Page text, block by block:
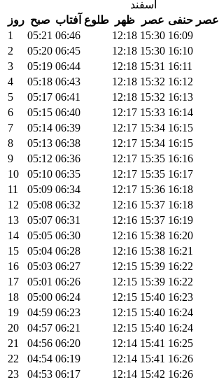
اسفند
روز صبح طلوع آفتاب ظهر عصر عصر حنفی
1
05:21 06:46 12:18 15:30 16:09
2
05:20 06:45 12:18 15:30 16:10
3
05:19 06:44 12:18 15:31 16:11
4
05:18 06:43 12:18 15:32 16:12
5
05:17 06:41 12:18 15:32 16:13
6
05:15 06:40 12:17 15:33 16:14
7
05:14 06:39 12:17 15:34 16:15
8
05:13 06:38 12:17 15:34 16:15
9
05:12 06:36 12:17 15:35 16:16
10
05:10 06:35 12:17 15:35 16:17
11
05:09 06:34 12:17 15:36 16:18
12
05:08 06:32 12:16 15:37 16:18
13
05:07 06:31 12:16 15:37 16:19
14
05:05 06:30 12:16 15:38 16:20
15
05:04 06:28 12:16 15:38 16:21
16
05:03 06:27 12:15 15:39 16:22
17
05:01 06:26 12:15 15:39 16:22
18
05:00 06:24 12:15 15:40 16:23
19
04:59 06:23 12:15 15:40 16:24
20
04:57 06:21 12:15 15:40 16:24
21
04:56 06:20 12:14 15:41 16:25
22
04:54 06:19 12:14 15:41 16:26
23
04:53 06:17 12:14 15:42 16:26